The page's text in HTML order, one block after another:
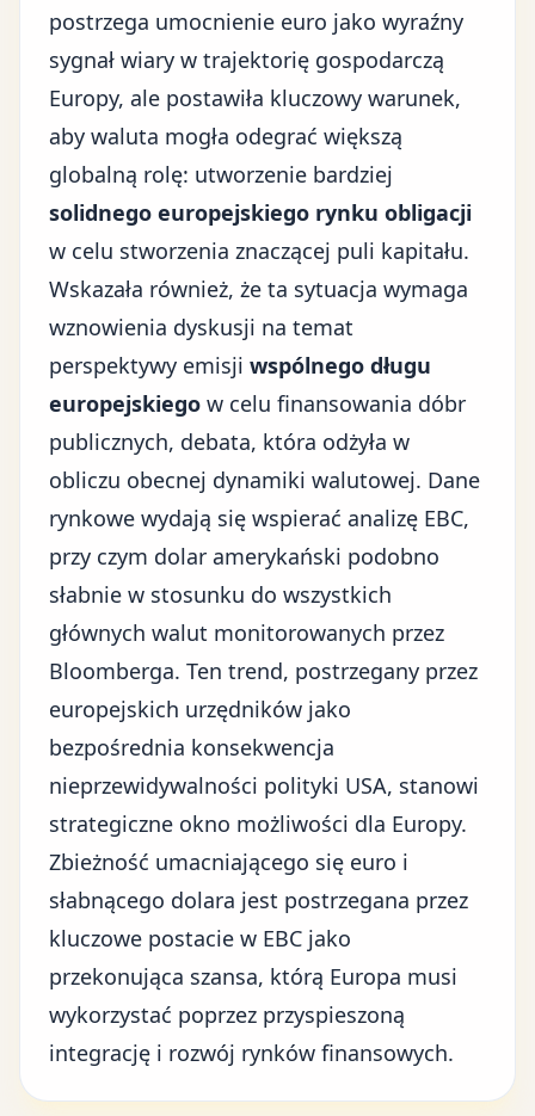
postrzega umocnienie euro jako wyraźny
sygnał wiary w trajektorię gospodarczą
Europy, ale postawiła kluczowy warunek,
aby waluta mogła odegrać większą
globalną rolę: utworzenie bardziej
solidnego europejskiego rynku obligacji
w celu stworzenia znaczącej puli kapitału.
Wskazała również, że ta sytuacja wymaga
wznowienia dyskusji na temat
perspektywy emisji wspólnego długu
europejskiego w celu finansowania dóbr
publicznych, debata, która odżyła w
obliczu obecnej dynamiki walutowej. Dane
rynkowe wydają się wspierać analizę EBC,
przy czym dolar amerykański podobno
słabnie w stosunku do wszystkich
głównych walut monitorowanych przez
Bloomberga. Ten trend, postrzegany przez
europejskich urzędników jako
bezpośrednia konsekwencja
nieprzewidywalności polityki USA, stanowi
strategiczne okno możliwości dla Europy.
Zbieżność umacniającego się euro i
słabnącego dolara jest postrzegana przez
kluczowe postacie w EBC jako
przekonująca szansa, którą Europa musi
wykorzystać poprzez przyspieszoną
integrację i rozwój rynków finansowych.